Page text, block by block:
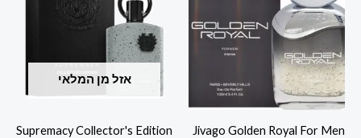
Jivago Golden Royal For Men
אזל מן המלאי
Supremacy Collector's Edition